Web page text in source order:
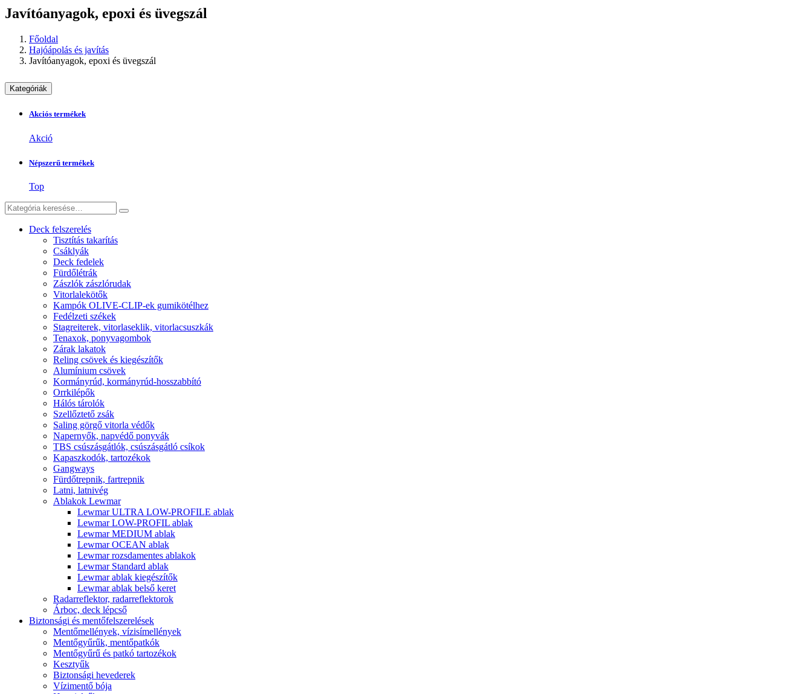
Javítóanyagok, epoxi és üvegszál
Főoldal
Hajóápolás és javítás
Javítóanyagok, epoxi és üvegszál
Kategóriák
Akciós termékek
Akció
Népszerű termékek
Top
Deck felszerelés
Tisztítás takarítás
Csáklyák
Deck fedelek
Fürdőlétrák
Zászlók zászlórudak
Vitorlalekötők
Kampók OLIVE-CLIP-ek gumikötélhez
Fedélzeti székek
Stagreiterek, vitorlaseklik, vitorlacsuszkák
Tenaxok, ponyvagombok
Zárak lakatok
Reling csövek és kiegészítők
Alumínium csövek
Kormányrúd, kormányrúd-hosszabbító
Orrkilépők
Hálós tárolók
Szellőztető zsák
Saling görgő vitorla védők
Napernyők, napvédő ponyvák
TBS csúszásgátlók, csúszásgátló csíkok
Kapaszkodók, tartozékok
Gangways
Fürdőtrepnik, fartrepnik
Latni, latnivég
Ablakok Lewmar
Lewmar ULTRA LOW-PROFILE ablak
Lewmar LOW-PROFIL ablak
Lewmar MEDIUM ablak
Lewmar OCEAN ablak
Lewmar rozsdamentes ablakok
Lewmar Standard ablak
Lewmar ablak kiegészítők
Lewmar ablak belső keret
Radarreflektor, radarreflektorok
Árboc, deck lépcső
Biztonsági és mentőfelszerelések
Mentőmellények, vízisímellények
Mentőgyűrűk, mentőpatkók
Mentőgyűrű és patkó tartozékok
Kesztyűk
Biztonsági hevederek
Vízimentő bója